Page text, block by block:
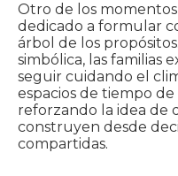
Otro de los
dedicado a formular
árbol de los
simbólica, las familias
seguir cuidando el
espacios de tiempo
reforzando la idea de
construyen desde
compartidas.